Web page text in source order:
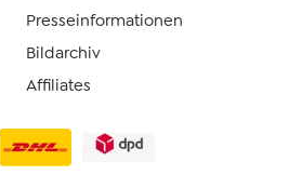
Presseinformationen
Bildarchiv
Affiliates